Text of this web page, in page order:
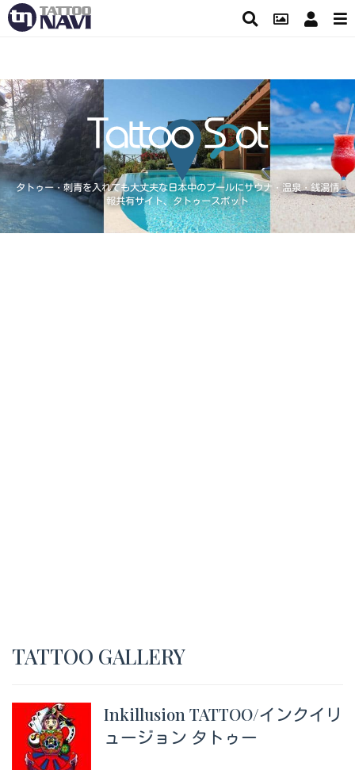
タトゥー・刺青を入れても大丈夫な日本中のプールにサウナ・温泉・銭湯情
報共有サイト、タトゥースポット
TATTOO GALLERY
Inkillusion TATTOO/インクイリ
ュージョン タトゥー